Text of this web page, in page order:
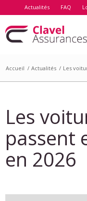
Actualités FAQ
Accueil / Actualités / Les
Les
passent
en 2026